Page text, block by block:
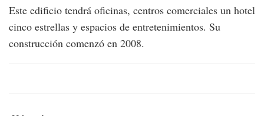
Este edificio tendrá oficinas, centros comerciales un hotel
cinco estrellas y espacios de entretenimientos. Su
construcción comenzó en 2008.